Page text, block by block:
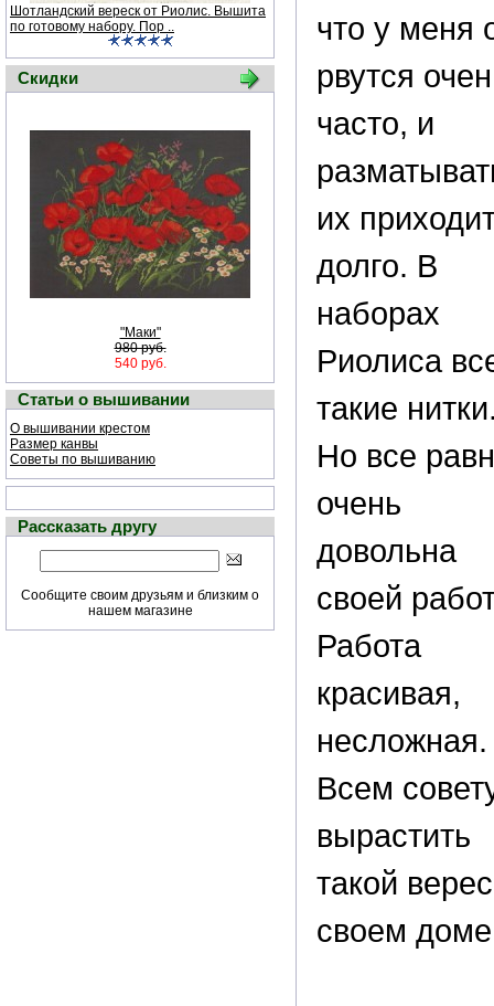
Шотландский вереск от Риолис. Вышита
по готовому набору. Пор ..
Скидки
"Маки"
980 руб.
540 руб.
Статьи о вышивании
О вышивании крестом
Размер канвы
Советы по вышиванию
Рассказать другу
Сообщите своим друзьям и близким о
нашем магазине
что у меня
рвутся
часто, и
их
долго. В
наборах
Риолиса
такие
Но все
очень
довольна
своей
Работа
красивая,
несложная.
Всем
вырастить
такой
своем